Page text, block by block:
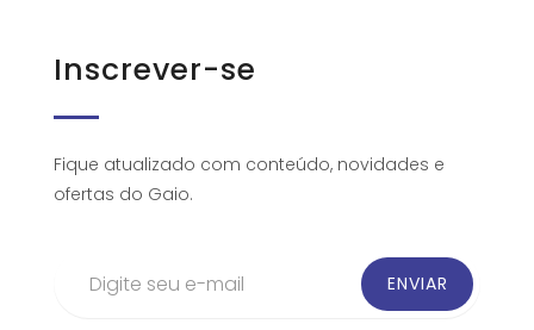
Inscrever-se
Fique atualizado com conteúdo, novidades e
ofertas do Gaio.